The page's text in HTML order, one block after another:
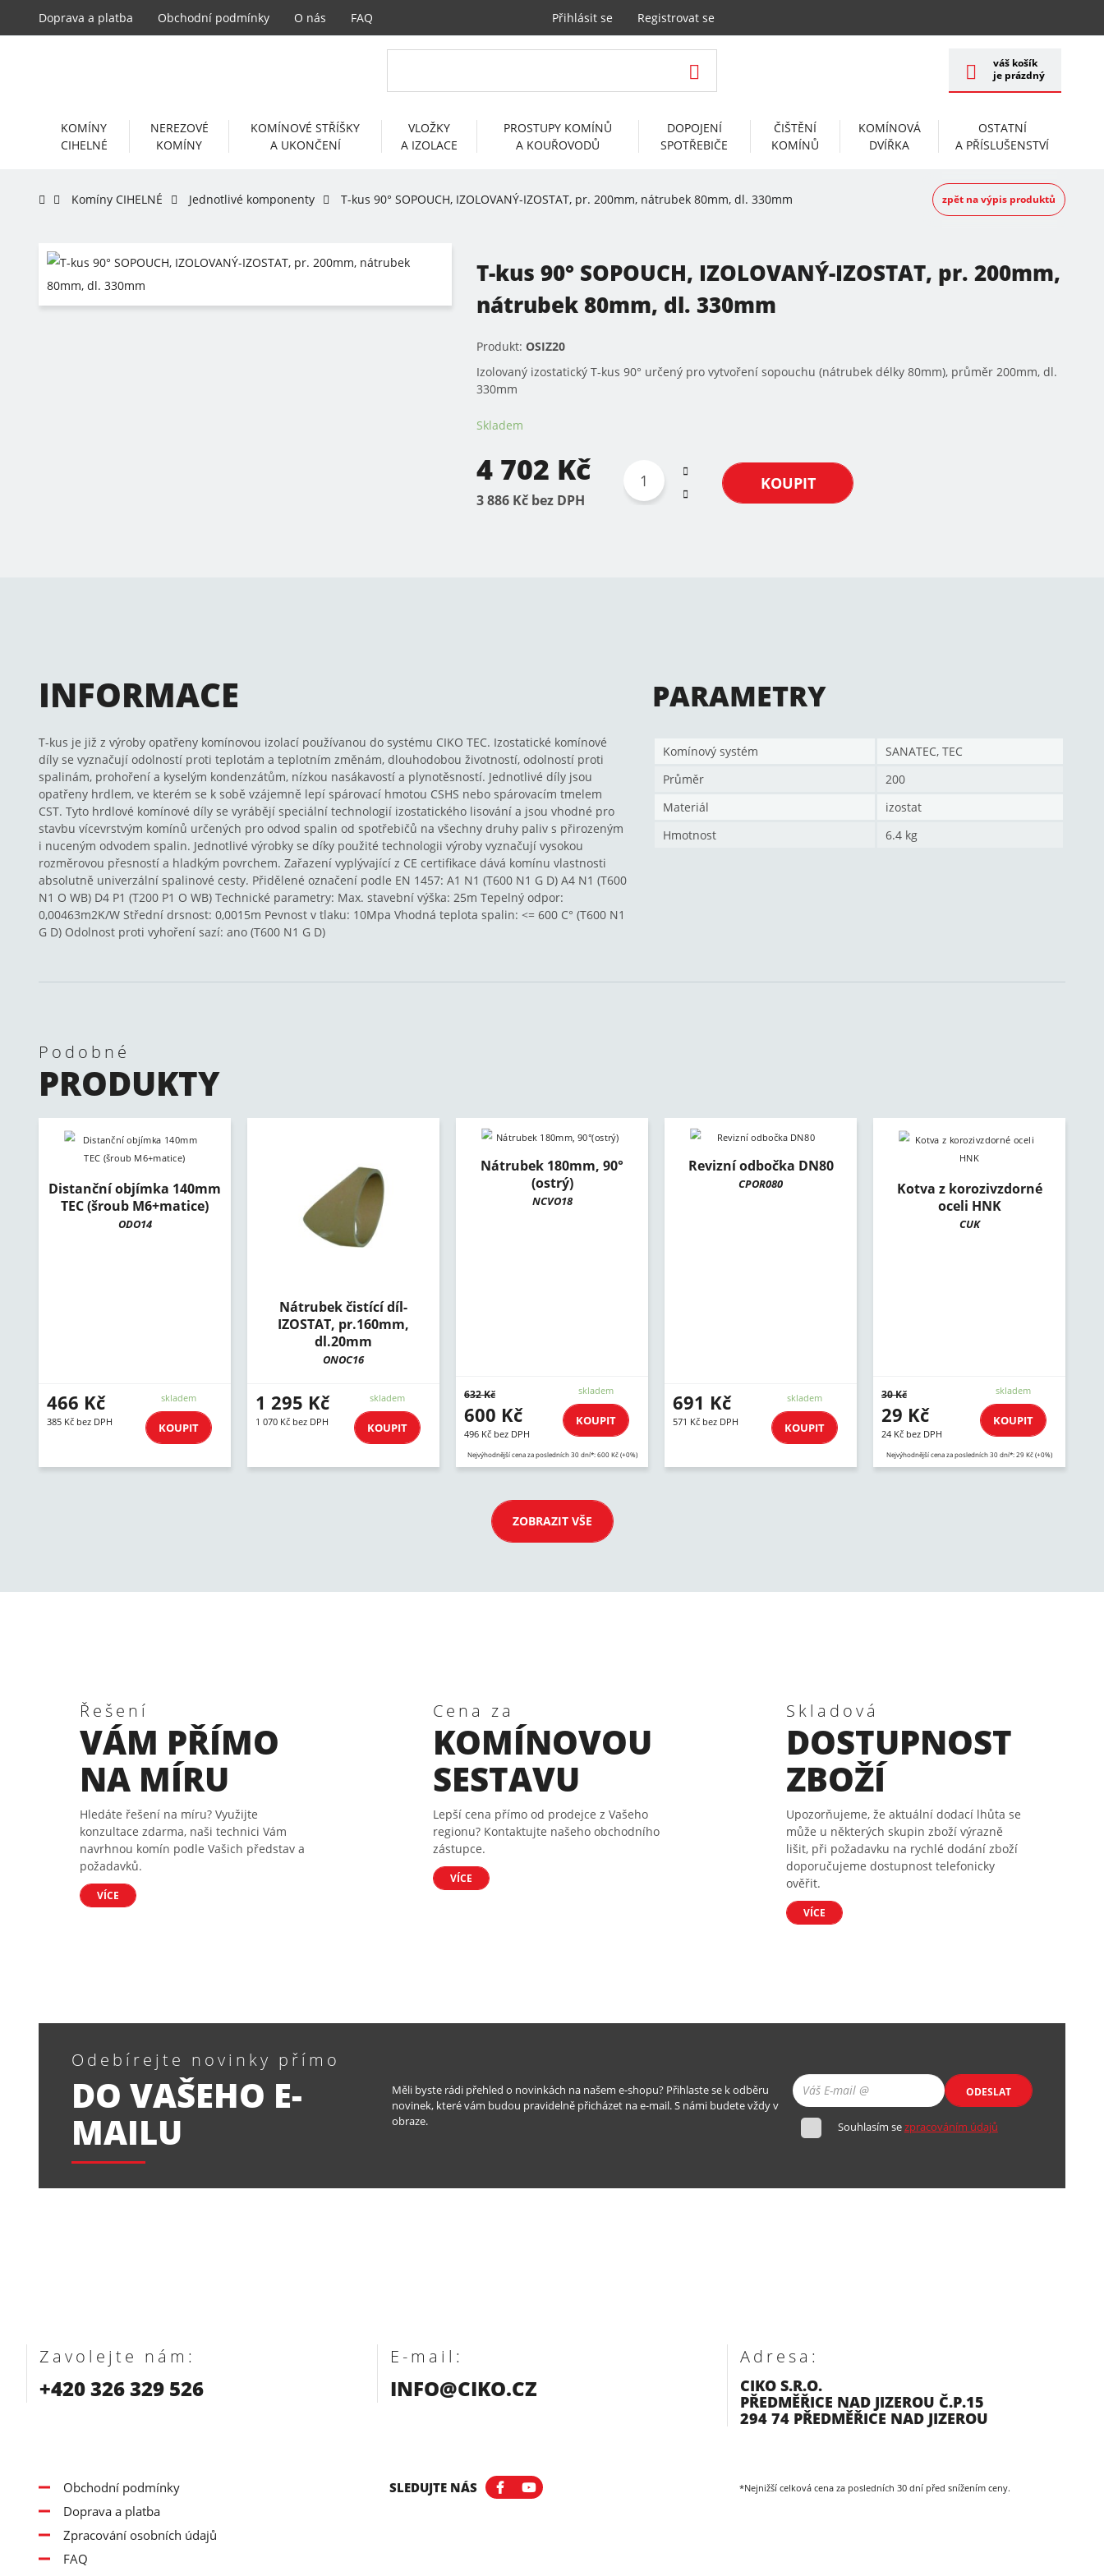
Doprava a platba Obchodní podmínky O nás FAQ Přihlásit se Registrovat se
váš košík
je prázdný
KOMÍNY
CIHELNÉ
NEREZOVÉ
KOMÍNY
KOMÍNOVÉ STŘÍŠKY
A UKONČENÍ
VLOŽKY
A IZOLACE
PROSTUPY KOMÍNŮ
A KOUŘOVODŮ
DOPOJENÍ
SPOTŘEBIČE
ČIŠTĚNÍ
KOMÍNŮ
KOMÍNOVÁ
DVÍŘKA
OSTATNÍ
A PŘÍSLUŠENSTVÍ
Komíny CIHELNÉ Jednotlivé komponenty T-kus 90° SOPOUCH, IZOLOVANÝ-IZOSTAT, pr. 200mm, nátrubek 80mm, dl. 330mm zpět na výpis produktů
T-kus 90° SOPOUCH, IZOLOVANÝ-IZOSTAT, pr. 200mm,
nátrubek 80mm, dl. 330mm
Produkt: OSIZ20
Izolovaný izostatický T-kus 90° určený pro vytvoření sopouchu (nátrubek délky 80mm), průměr 200mm, dl.
330mm
Skladem
4 702 Kč
3 886 Kč bez DPH
KOUPIT
INFORMACE
T-kus je již z výroby opatřeny komínovou izolací používanou do systému CIKO TEC. Izostatické komínové
díly se vyznačují odolností proti teplotám a teplotním změnám, dlouhodobou životností, odolností proti
spalinám, prohoření a kyselým kondenzátům, nízkou nasákavostí a plynotěsností. Jednotlivé díly jsou
opatřeny hrdlem, ve kterém se k sobě vzájemně lepí spárovací hmotou CSHS nebo spárovacím tmelem
CST. Tyto hrdlové komínové díly se vyrábějí speciální technologií izostatického lisování a jsou vhodné pro
stavbu vícevrstvým komínů určených pro odvod spalin od spotřebičů na všechny druhy paliv s přirozeným
i nuceným odvodem spalin. Jednotlivé výrobky se díky použité technologii výroby vyznačují vysokou
rozměrovou přesností a hladkým povrchem. Zařazení vyplývající z CE certifikace dává komínu vlastnosti
absolutně univerzální spalinové cesty. Přidělené označení podle EN 1457: A1 N1 (T600 N1 G D) A4 N1 (T600
N1 O WB) D4 P1 (T200 P1 O WB) Technické parametry: Max. stavební výška: 25m Tepelný odpor:
0,00463m2K/W Střední drsnost: 0,0015m Pevnost v tlaku: 10Mpa Vhodná teplota spalin: <= 600 C° (T600 N1
G D) Odolnost proti vyhoření sazí: ano (T600 N1 G D)
PARAMETRY
Komínový systém
SANATEC, TEC
Průměr
200
Materiál
izostat
Hmotnost
6.4 kg
Podobné
PRODUKTY
Distanční objímka 140mm
TEC (šroub M6+matice)
ODO14
466 Kč
385 Kč bez DPH
skladem
KOUPIT
Nátrubek čistící díl-
IZOSTAT, pr.160mm,
dl.20mm
ONOC16
1 295 Kč
1 070 Kč bez DPH
skladem
KOUPIT
Nátrubek 180mm, 90°
(ostrý)
NCVO18
632 Kč
600 Kč
496 Kč bez DPH
skladem
KOUPIT
Nejvýhodnější cena za posledních 30 dní*: 600 Kč (+0%)
Revizní odbočka DN80
CPOR080
691 Kč
571 Kč bez DPH
skladem
KOUPIT
Kotva z korozivzdorné
oceli HNK
CUK
30 Kč
29 Kč
24 Kč bez DPH
skladem
KOUPIT
Nejvýhodnější cena za posledních 30 dní*: 29 Kč (+0%)
ZOBRAZIT VŠE
Řešení
VÁM PŘÍMO
NA MÍRU
Hledáte řešení na míru? Využijte
konzultace zdarma, naši technici Vám
navrhnou komín podle Vašich představ a
požadavků.
VÍCE
Cena za
KOMÍNOVOU
SESTAVU
Lepší cena přímo od prodejce z Vašeho
regionu? Kontaktujte našeho obchodního
zástupce.
VÍCE
Skladová
DOSTUPNOST
ZBOŽÍ
Upozorňujeme, že aktuální dodací lhůta se
může u některých skupin zboží výrazně
lišit, při požadavku na rychlé dodání zboží
doporučujeme dostupnost telefonicky
ověřit.
VÍCE
Odebírejte novinky přímo
DO VAŠEHO E-
MAILU
Měli byste rádi přehled o novinkách na našem e-shopu? Přihlaste se k odběru
novinek, které vám budou pravidelně přicházet na e-mail. S námi budete vždy v
obraze.
ODESLAT
Souhlasím sezpracováním údajů
Zavolejte nám:
+420 326 329 526
E-mail:
INFO@CIKO.CZ
Adresa:
CIKO S.R.O.
PŘEDMĚŘICE NAD JIZEROU Č.P.15
294 74 PŘEDMĚŘICE NAD JIZEROU
Obchodní podmínky
Doprava a platba
Zpracování osobních údajů
FAQ
SLEDUJTE NÁS *Nejnižší celková cena za posledních 30 dní před snížením ceny.